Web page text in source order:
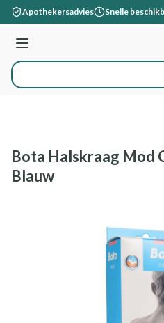
Ga naar de inhoud
Apothekersadvies Snelle
Menu
Product, merk, categorie...
Bota Halskraag Mod
Blauw